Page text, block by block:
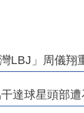
LBJ」周儀翔
干達球星頭部